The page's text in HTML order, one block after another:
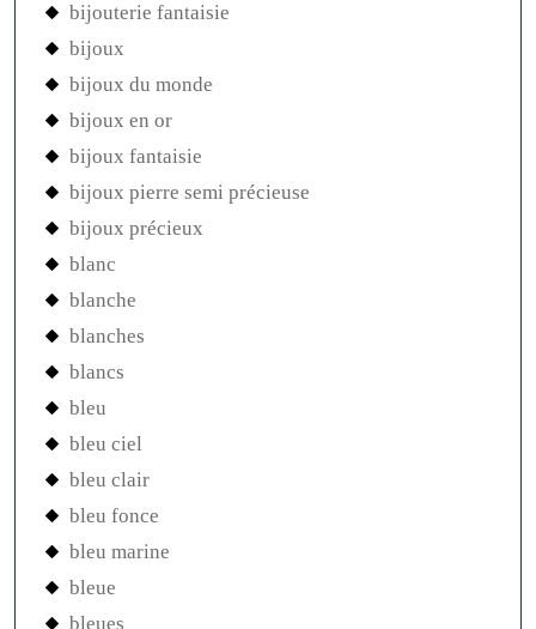
bijouterie fantaisie
bijoux
bijoux du monde
bijoux en or
bijoux fantaisie
bijoux pierre semi précieuse
bijoux précieux
blanc
blanche
blanches
blancs
bleu
bleu ciel
bleu clair
bleu fonce
bleu marine
bleue
bleues